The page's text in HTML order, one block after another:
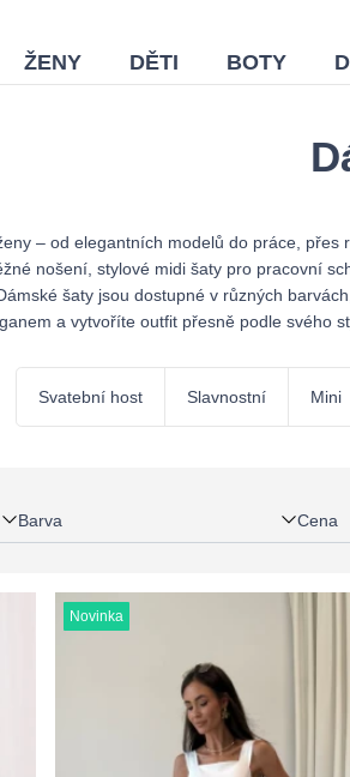
ŽENY DĚTI BOTY
– od elegantních modelů do práce,
nošení, stylové midi šaty pro pracovní
šaty jsou dostupné v různých
a vytvoříte outfit přesně podle svého
Svatební host Slavnostní Mini
Barva Cena
Novinka